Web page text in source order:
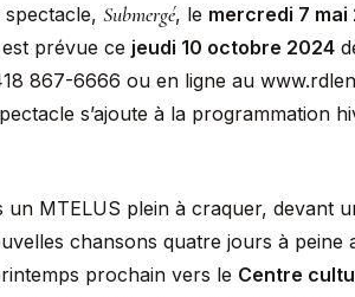
Submergé, le mercredi 7 mai
est prévue ce jeudi 10 octobre 2024
867-6666 ou en ligne au
s’ajoute à la programmation
un MTELUS plein à craquer, devant
chansons quatre jours à
prochain vers le Centre